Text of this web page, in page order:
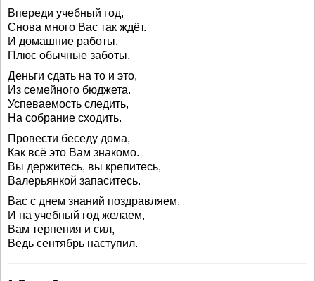
Впереди учебный год,
Снова много Вас так ждёт.
И домашние работы,
Плюс обычные заботы.
Деньги сдать на то и это,
Из семейного бюджета.
Успеваемость следить,
На собрание сходить.
Провести беседу дома,
Как всё это Вам знакомо.
Вы держитесь, вы крепитесь,
Валерьянкой запаситесь.
Вас с днем знаний поздравляем,
И на учебный год желаем,
Вам терпения и сил,
Ведь сентябрь наступил.